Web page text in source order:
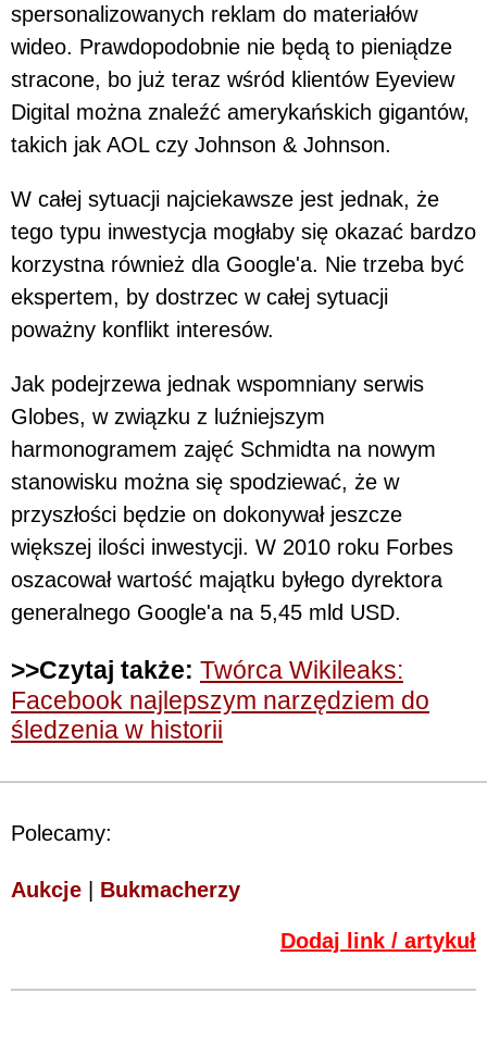
spersonalizowanych reklam do materiałów
wideo. Prawdopodobnie nie będą to pieniądze
stracone, bo już teraz wśród klientów Eyeview
Digital można znaleźć amerykańskich gigantów,
takich jak AOL czy Johnson & Johnson.
W całej sytuacji najciekawsze jest jednak, że
tego typu inwestycja mogłaby się okazać bardzo
korzystna również dla Google'a. Nie trzeba być
ekspertem, by dostrzec w całej sytuacji
poważny konflikt interesów.
Jak podejrzewa jednak wspomniany serwis
Globes, w związku z luźniejszym
harmonogramem zajęć Schmidta na nowym
stanowisku można się spodziewać, że w
przyszłości będzie on dokonywał jeszcze
większej ilości inwestycji. W 2010 roku Forbes
oszacował wartość majątku byłego dyrektora
generalnego Google'a na 5,45 mld USD.
>>Czytaj także: Twórca Wikileaks:
Facebook najlepszym narzędziem do
śledzenia w historii
Polecamy:
Aukcje Bukmacherzy
Dodaj link / artykuł